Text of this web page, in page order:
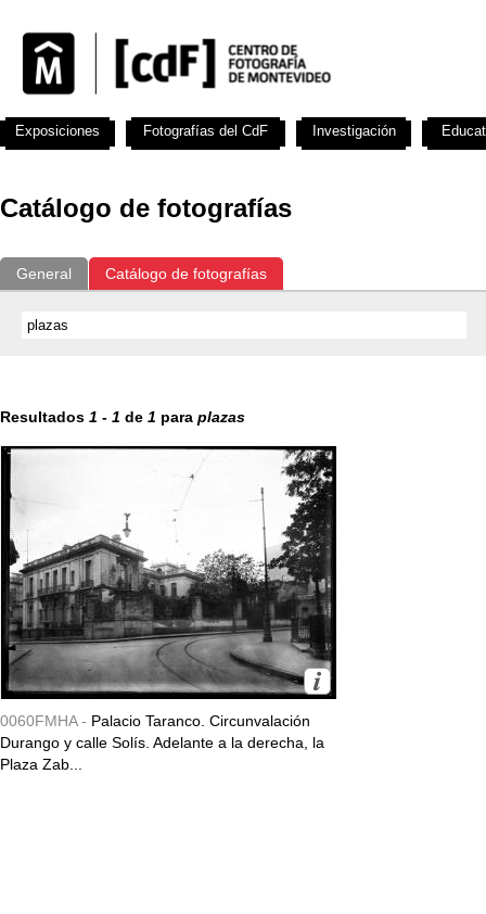
Catálogo de fotografías
General Catálogo de fotografías
Resultados 1 - 1 de 1 para plazas
0060FMHA - Palacio Taranco. Circunvalación
Durango y calle Solís. Adelante a la derecha, la
Plaza Zab...
Exposiciones Fotografías del CdF Investigación